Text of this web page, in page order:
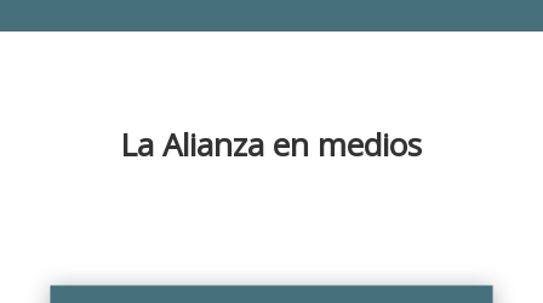
La Alianza en medios